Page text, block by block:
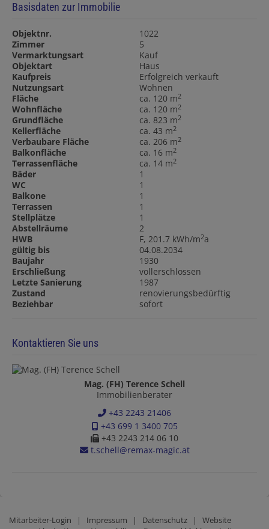
Basisdaten zur Immobilie
Objektnr.
1022
Zimmer
5
Vermarktungsart
Kauf
Objektart
Haus
Kaufpreis
Erfolgreich verkauft
Nutzungsart
Wohnen
Fläche
ca. 120 m2
Wohnfläche ca. 120 m2
Grundfläche ca. 823 m2
Kellerfläche ca. 43 m2
Verbaubare Fläche ca. 206 m2
Balkonfläche ca. 16 m2
Terrassenfläche ca. 14 m2
Bäder
1
WC
1
Balkone
1
Terrassen
1
Stellplätze
1
Abstellräume
2
HWB
F, 201.7 kWh/m2a
gültig bis
04.08.2034
Baujahr
1930
Erschließung
vollerschlossen
Letzte Sanierung
1987
Zustand
renovierungsbedürftig
Beziehbar
sofort
Kontaktieren Sie uns
Mag. (FH) Terence Schell
Immobilienberater
+43 2243 21406
+43 699 1 3400 705
+43 2243 214 06 10
t.schell@remax-magic.at
Mitarbeiter-Login | Impressum | Datenschutz | Website